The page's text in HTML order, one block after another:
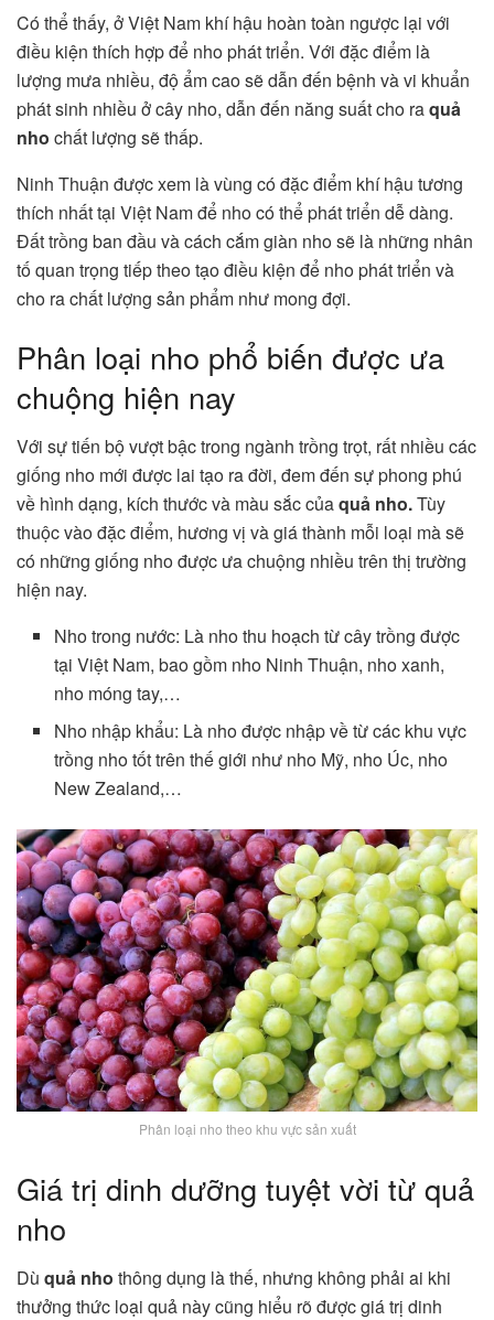
Có thể thấy, ở Việt Nam khí hậu hoàn toàn ngược lại với
điều kiện thích hợp để nho phát triển. Với đặc điểm là
lượng mưa nhiều, độ ẩm cao sẽ dẫn đến bệnh và vi khuẩn
phát sinh nhiều ở cây nho, dẫn đến năng suất cho raquả
nho chất lượng sẽ thấp.
Ninh Thuận được xem là vùng có đặc điểm khí hậu tương
thích nhất tại Việt Nam để nho có thể phát triển dễ dàng.
Đất trồng ban đầu và cách cắm giàn nho sẽ là những nhân
tố quan trọng tiếp theo tạo điều kiện để nho phát triển và
cho ra chất lượng sản phẩm như mong đợi.
Phân loại nho phổ biến được ưa
chuộng hiện nay
Với sự tiến bộ vượt bậc trong ngành trồng trọt, rất nhiều các
giống nho mới được lai tạo ra đời, đem đến sự phong phú
về hình dạng, kích thước và màu sắc củaquả nho.Tùy
thuộc vào đặc điểm, hương vị và giá thành mỗi loại mà sẽ
có những giống nho được ưa chuộng nhiều trên thị trường
hiện nay.
Nho trong nước: Là nho thu hoạch từ cây trồng được
tại Việt Nam, bao gồm nho Ninh Thuận, nho xanh,
nho móng tay,…
Nho nhập khẩu: Là nho được nhập về từ các khu vực
trồng nho tốt trên thế giới như nho Mỹ, nho Úc, nho
New Zealand,…
Phân loại nho theo khu vực sản xuất
Giá trị dinh dưỡng tuyệt vời từ quả
nho
Dù quả nho thông dụng là thế, nhưng không phải ai khi
thưởng thức loại quả này cũng hiểu rõ được giá trị dinh